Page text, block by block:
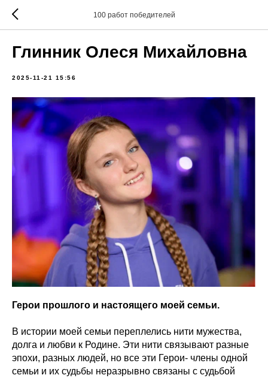
100 работ победителей
Глинник Олеся Михайловна
2025-11-21 15:56
Герои прошлого и настоящего моей семьи.
В истории моей семьи переплелись нити мужества,
долга и любви к Родине. Эти нити связывают разные
эпохи, разных людей, но все эти Герои- члены одной
семьи и их судьбы неразрывно связаны с судьбой